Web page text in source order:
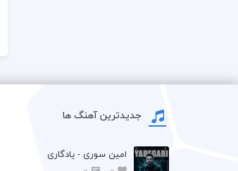
جدیدترین آهنگ ها
امین سوری - یادگاری